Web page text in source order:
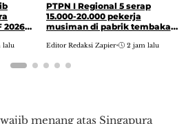
2026
lalu
PTPN I Regional 5 serap
15.000-20.000 pekerja
musiman di pabrik tembakau
Editor Redaksi Zapier• 2 jam lalu
menang atas Singapura